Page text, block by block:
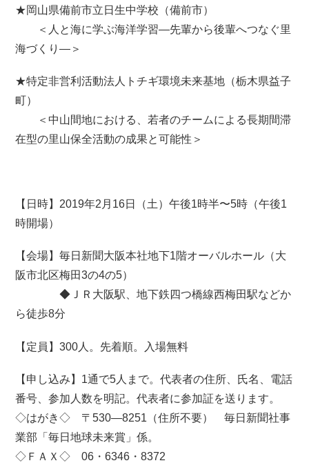
★岡山県備前市立日生中学校（備前市）
＜人と海に学ぶ海洋学習—先輩から後輩へつなぐ里
海づくり—＞
★特定非営利活動法人トチギ環境未来基地（栃木県益子
町）
＜中山間地における、若者のチームによる長期間滞
在型の里山保全活動の成果と可能性＞
【日時】2019年2月16日（土）午後1時半〜5時（午後1
時開場）
【会場】毎日新聞大阪本社地下1階オーバルホール（大
阪市北区梅田3の4の5）
◆ＪＲ大阪駅、地下鉄四つ橋線西梅田駅などか
ら徒歩8分
【定員】300人。先着順。入場無料
【申し込み】1通で5人まで。代表者の住所、氏名、電話
番号、参加人数を明記。代表者に参加証を送ります。
◇はがき◇ 〒530—8251（住所不要） 毎日新聞社事
業部「毎日地球未来賞」係。
◇ＦＡＸ◇ 06・6346・8372